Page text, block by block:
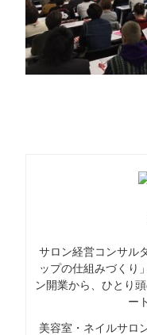
サロン経営コンサル
ップの仕組みづくり
ン開業から、ひとり
ー
美容室・ネイルサロ